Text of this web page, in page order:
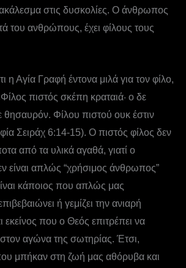
στις δυσκολίες. Ο άνθρωπος
του ανθρώπους, έχει φίλους τους
η Αγία Γραφή έντονα μιλά για τον φίλο,
πιστός σκέπη κραταιά· ο δε
Φίλου πιστού ουκ έστιν
Σειράχ 6:14-15). Ο πιστός φίλος δεν
από τα υλικά αγαθά, γιατί ο
είναι απλώς “χρήσιμος άνθρωπος”
κάποιος που απλώς μας
ή γεμίζει την ανιαρή
εκείνος που ο Θεός επιτρέπει να
αγώνα της σωτηρίας. Έτσι,
μπήκαν στη ζωή μας αθόρυβα και